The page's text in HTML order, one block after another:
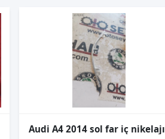
Audi A4 2014 sol far iç nikelajı